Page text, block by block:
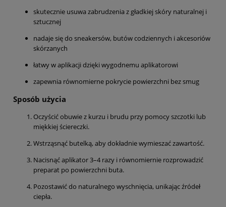
skutecznie usuwa zabrudzenia z gładkiej skóry naturalnej i
sztucznej
nadaje się do sneakersów, butów codziennych i akcesoriów
skórzanych
łatwy w aplikacji dzięki wygodnemu aplikatorowi
zapewnia równomierne pokrycie powierzchni bez smug
Sposób użycia
Oczyścić obuwie z kurzu i brudu przy pomocy szczotki lub
miękkiej ściereczki.
Wstrząsnąć butelką, aby dokładnie wymieszać zawartość.
Nacisnąć aplikator 3–4 razy i równomiernie rozprowadzić
preparat po powierzchni buta.
Pozostawić do naturalnego wyschnięcia, unikając źródeł
ciepła.